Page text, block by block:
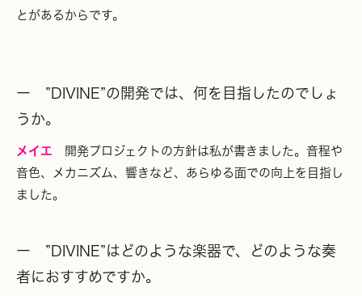
とがあるからです。
ー ”DIVINE”の開発では、何を目指したのでしょ
うか。
メイエ
開発プロジェクトの方針は私が書きました。音程や
音色、メカニズム、響きなど、あらゆる面での向上を目指し
ました。
ー ”DIVINE”はどのような楽器で、どのような奏
者におすすめですか。